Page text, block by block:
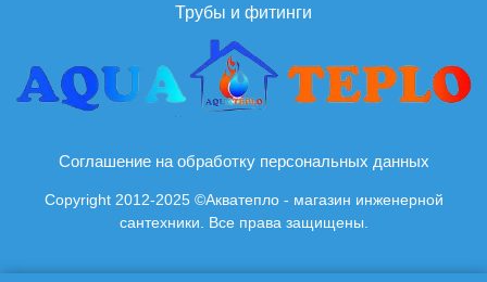
Трубы и фитинги
Соглашение на обработку персональных данных
Copyright 2012-2025 ©Акватепло - магазин инженерной
сантехники. Все права защищены.